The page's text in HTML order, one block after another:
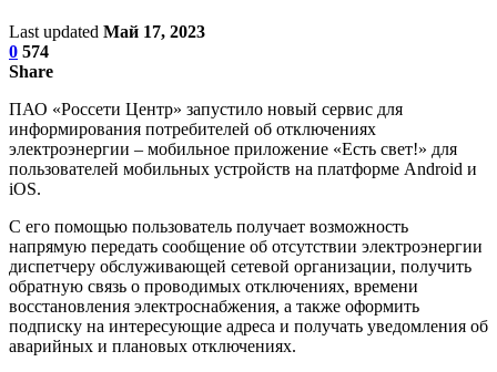
Last updated Май 17, 2023
0 574
Share
ПАО «Россети Центр» запустило новый сервис для
информирования потребителей об отключениях
электроэнергии – мобильное приложение «Есть свет!» для
пользователей мобильных устройств на платформе Android и
iOS.
С его помощью пользователь получает возможность
напрямую передать сообщение об отсутствии электроэнергии
диспетчеру обслуживающей сетевой организации, получить
обратную связь о проводимых отключениях, времени
восстановления электроснабжения, а также оформить
подписку на интересующие адреса и получать уведомления об
аварийных и плановых отключениях.